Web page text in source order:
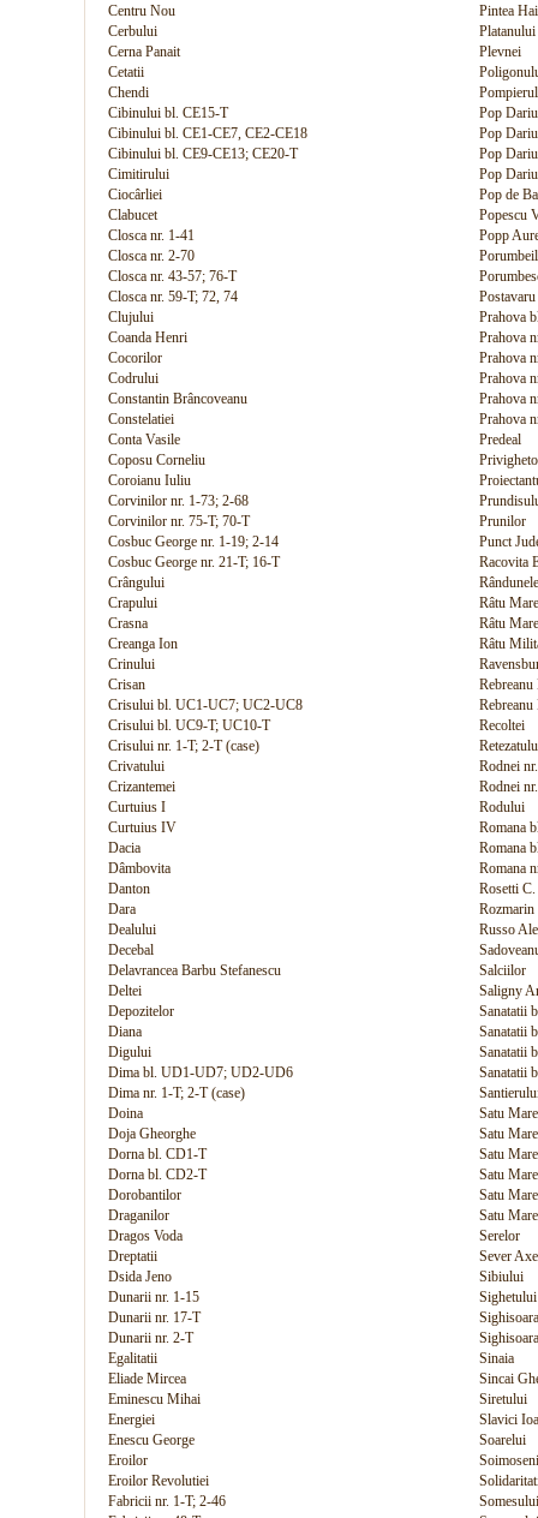
Centru Nou
Pintea
Cerbului
Platanului
Cerna Panait
Plevnei
Cetatii
Chendi
Cibinului bl. CE15-T
Pop
Cibinului bl. CE1-CE7, CE2-CE18
Pop
Cibinului bl. CE9-CE13; CE20-T
Pop
Cimitirului
Pop
Ciocârliei
Pop de
Clabucet
Popescu
Closca nr. 1-41
Popp
Closca nr. 2-70
Closca nr. 43-57; 76-T
Closca nr. 59-T; 72, 74
Postavaru
Clujului
Prahova
Coanda Henri
Prahova
Cocorilor
Prahova
Codrului
Prahova
Constantin Brâncoveanu
Prahova
Constelatiei
Prahova
Conta Vasile
Predeal
Coposu Corneliu
Coroianu Iuliu
Corvinilor nr. 1-73; 2-68
Corvinilor nr. 75-T; 70-T
Prunilor
Cosbuc George nr. 1-19; 2-14
Punct
Cosbuc George nr. 21-T; 16-T
Racovita
Crângului
Crapului
Râtu
Crasna
Râtu
Creanga Ion
Râtu
Crinului
Crisan
Crisului bl. UC1-UC7; UC2-UC8
Crisului bl. UC9-T; UC10-T
Recoltei
Crisului nr. 1-T; 2-T (case)
Crivatului
Rodnei
Crizantemei
Rodnei
Curtuius I
Rodului
Curtuius IV
Romana
Dacia
Romana
Dâmbovita
Romana
Danton
Rosetti
Dara
Rozmarin
Dealului
Russo
Decebal
Delavrancea Barbu Stefanescu
Salciilor
Deltei
Saligny
Depozitelor
Sanatatii
Diana
Sanatatii
Digului
Sanatatii
Dima bl. UD1-UD7; UD2-UD6
Sanatatii
Dima nr. 1-T; 2-T (case)
Doina
Satu Mare
Doja Gheorghe
Satu
Dorna bl. CD1-T
Satu
Dorna bl. CD2-T
Satu
Dorobantilor
Satu
Draganilor
Satu
Dragos Voda
Serelor
Dreptatii
Sever
Dsida Jeno
Sibiului
Dunarii nr. 1-15
Sighetului
Dunarii nr. 17-T
Dunarii nr. 2-T
Egalitatii
Sinaia
Eliade Mircea
Sincai
Eminescu Mihai
Siretului
Energiei
Slavici
Enescu George
Soarelui
Eroilor
Soimoseni
Eroilor Revolutiei
Fabricii nr. 1-T; 2-46